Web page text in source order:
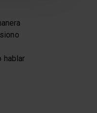
hablar